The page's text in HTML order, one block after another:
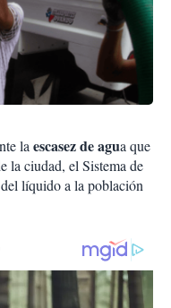
laescasez de agua que
la ciudad, el Sistema de
líquido a la población